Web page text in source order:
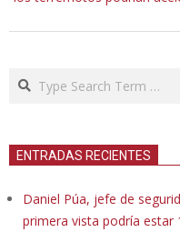
Search
ENTRADAS RECIENTES
Daniel Púa, jefe de
primera vista podría estar